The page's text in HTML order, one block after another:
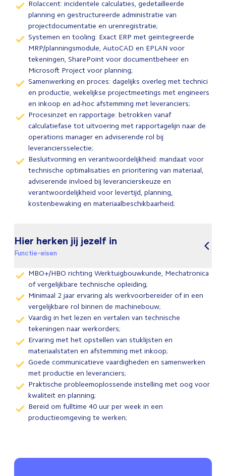
Rolaccent: incidentele calculaties, gedetailleerde
planning en gestructureerde administratie van
projectdocumentatie en urenregistratie;
Systemen en tooling: Exact ERP met geïntegreerde
MRP/planningsmodule, AutoCAD en EPLAN voor
tekeningen, SharePoint voor documentbeheer en
Microsoft Project voor planning;
Samenwerking en proces: dagelijks overleg met technici
en productie, wekelijkse projectmeetings met engineers
en inkoop en ad-hoc afstemming met leveranciers;
Procesinzet en rapportage: betrokken vanaf
calculatiefase tot uitvoering met rapportagelijn naar de
operations manager en adviserende rol bij
leveranciersselectie;
Besluitvorming en verantwoordelijkheid: mandaat voor
technische optimalisaties en prioritering van materiaal,
adviserende invloed bij leverancierskeuze en
verantwoordelijkheid voor levertijd, planning,
kostenbewaking en materiaalbeschikbaarheid;
Hier herken jij jezelf in
Functie-eisen
MBO+/HBO richting Werktuigbouwkunde, Mechatronica
of vergelijkbare technische opleiding;
Minimaal 2 jaar ervaring als werkvoorbereider of in een
vergelijkbare rol binnen de machinebouw;
Vaardig in het lezen en vertalen van technische
tekeningen naar werkorders;
Ervaring met het opstellen van stuklijsten en
materiaalstaten en afstemming met inkoop;
Goede communicatieve vaardigheden en samenwerken
met productie en leveranciers;
Praktische probleemoplossende instelling met oog voor
kwaliteit en planning;
Bereid om fulltime 40 uur per week in een
productieomgeving te werken;